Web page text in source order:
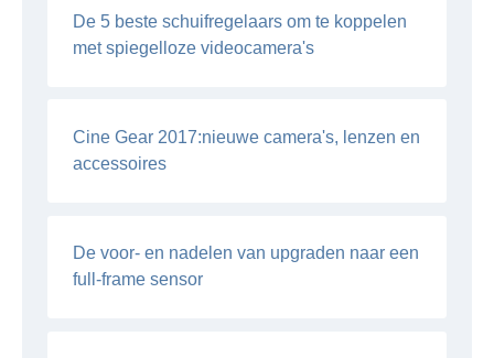
De 5 beste schuifregelaars om te koppelen
met spiegelloze videocamera's
Cine Gear 2017:nieuwe camera's, lenzen en
accessoires
De voor- en nadelen van upgraden naar een
full-frame sensor